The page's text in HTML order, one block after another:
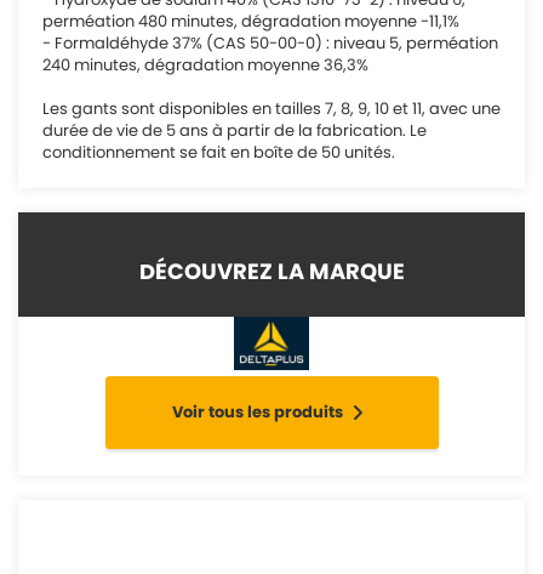
perméation 480 minutes, dégradation moyenne -11,1%
- Formaldéhyde 37% (CAS 50-00-0) : niveau 5, perméation
240 minutes, dégradation moyenne 36,3%
Les gants sont disponibles en tailles 7, 8, 9, 10 et 11, avec une
durée de vie de 5 ans à partir de la fabrication. Le
conditionnement se fait en boîte de 50 unités.
DÉCOUVREZ LA MARQUE
Voir tous les produits